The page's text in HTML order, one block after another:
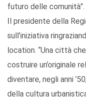
futuro delle comunità”.
Il presidente della
sull’iniziativa
location. “Una città
costruire un’originale
diventare, negli anni
della cultura